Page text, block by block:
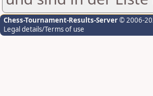
Chess-Tournament-Results-Server© 2006-
Legal details/Terms of use